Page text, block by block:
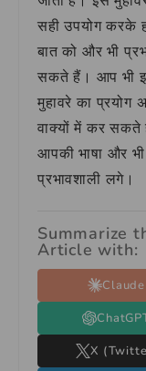
सही उपयोग करके
बात को और भी
सकते हैं। आप भी
मुहावरे का प्रयोग
वाक्यों में कर सकते
आपकी भाषा और
प्रभावशाली लगे।
Summarize
Article with:
Claude
X